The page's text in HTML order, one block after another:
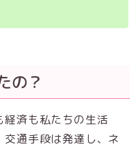
の？
済も私たちの生活
通手段は発達し、ネ